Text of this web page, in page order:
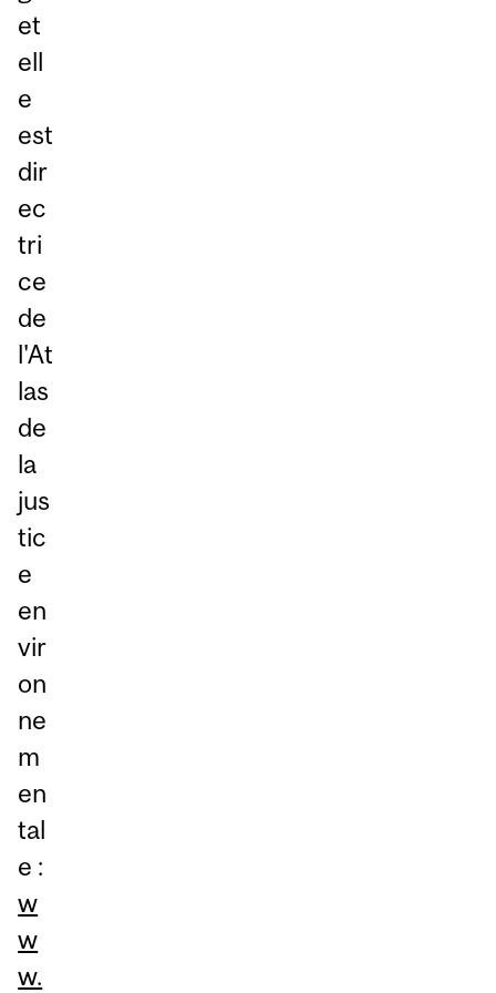
et
ell
e
est
dir
ec
tri
ce
de
l'At
las
de
la
jus
tic
e
en
vir
on
ne
m
en
tal
e :
w
w
w.